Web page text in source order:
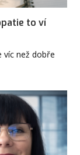
to ví
víc než dobře